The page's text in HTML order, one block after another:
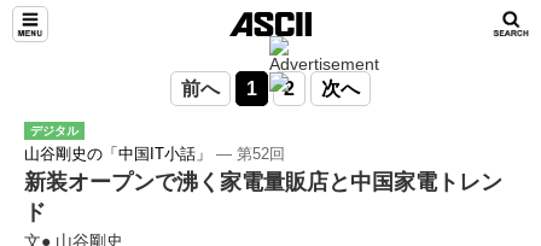
前へ 1 2 次へ
デジタル
山谷剛史の「中国IT小話」 ― 第52回
新装オープンで沸く家電量販店と中国家電トレン
ド
文● 山谷剛史